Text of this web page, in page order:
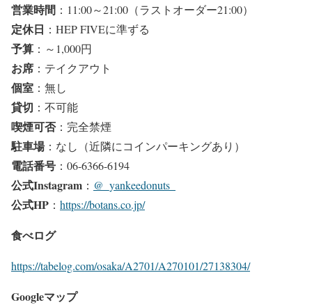
営業時間 ：11:00～21:00（ラストオーダー21:00）
定休日 ：HEP FIVEに準ずる
予算 ：～1,000円
お席 ：テイクアウト
個室 ：無し
貸切 ：不可能
喫煙可否：完全禁煙
駐車場：なし（近隣にコインパーキングあり）
電話番号 ：06-6366-6194
公式Instagram ： @_yankeedonuts_
公式HP ： https://botans.co.jp/
食べログ
https://tabelog.com/osaka/A2701/A270101/27138304/
Googleマップ